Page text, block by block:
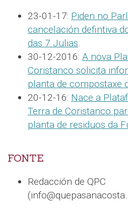
23-01-17: Piden no
cancelación defintiva
das 7 Julias.
30-12-2016: A nova
Coristanco solicita
planta de compostaxe
20-12-16: Nace a
Terra de Coristanco
planta de residuos da
FONTE
Redacción de QPC